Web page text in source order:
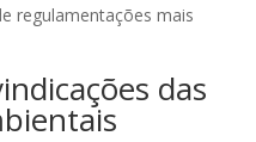
regulamentações mais
das